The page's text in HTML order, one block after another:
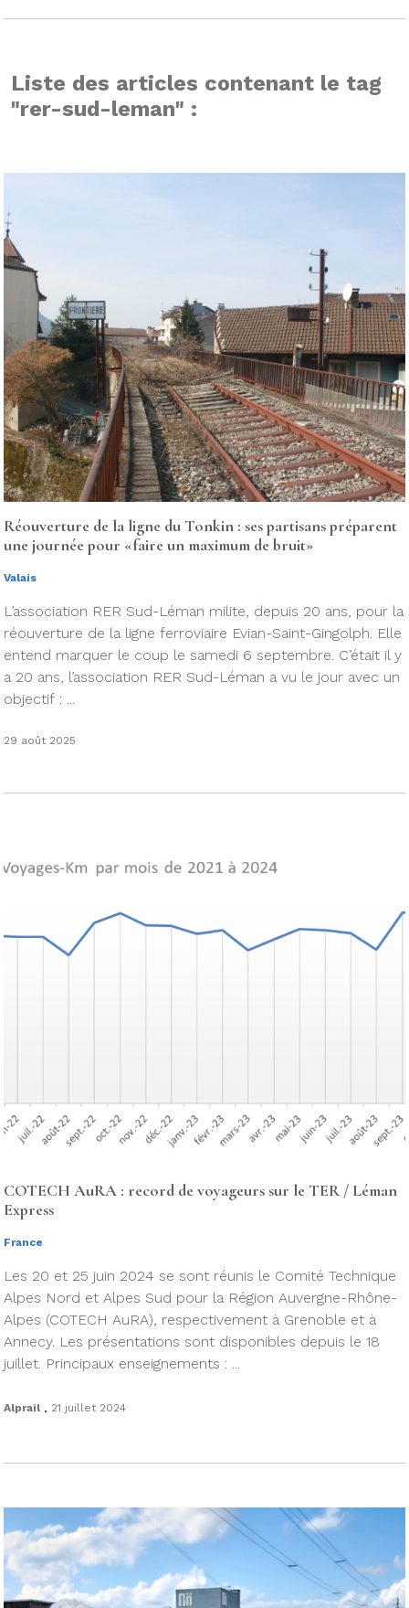
Liste des articles contenant le tag
"rer-sud-leman" :
Réouverture de la ligne du Tonkin : ses partisans préparent
une journée pour «faire un maximum de bruit»
Valais
L’association RER Sud-Léman milite, depuis 20 ans, pour la
réouverture de la ligne ferroviaire Evian-Saint-Gingolph. Elle
entend marquer le coup le samedi 6 septembre. C’était il y
a 20 ans, l’association RER Sud-Léman a vu le jour avec un
objectif : ...
29 août 2025
COTECH AuRA : record de voyageurs sur le TER / Léman
Express
France
Les 20 et 25 juin 2024 se sont réunis le Comité Technique
Alpes Nord et Alpes Sud pour la Région Auvergne-Rhône-
Alpes (COTECH AuRA), respectivement à Grenoble et à
Annecy. Les présentations sont disponibles depuis le 18
juillet. Principaux enseignements : ...
Alprail . 21 juillet 2024